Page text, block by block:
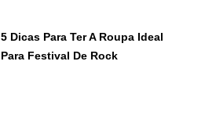
5 Dicas Para Ter A Roupa Ideal
Para Festival De Rock